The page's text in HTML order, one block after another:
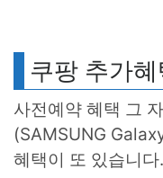
쿠팡 추가
사전예약 혜택 그
(SAMSUNG
혜택이 또 있습니다.